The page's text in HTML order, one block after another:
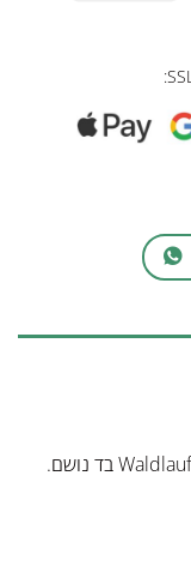
נעל ספורט אורטופדית של המותג הגרמני Waldlaufer בד נושם.